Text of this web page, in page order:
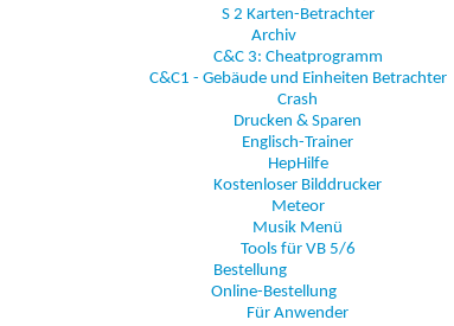
S 2 Karten-Betrachter
Archiv
C&C 3: Cheatprogramm
C&C1 - Gebäude und Einheiten Betrachter
Crash
Drucken & Sparen
Englisch-Trainer
HepHilfe
Kostenloser Bilddrucker
Meteor
Musik Menü
Tools für VB 5/6
Bestellung
Online-Bestellung
Für Anwender